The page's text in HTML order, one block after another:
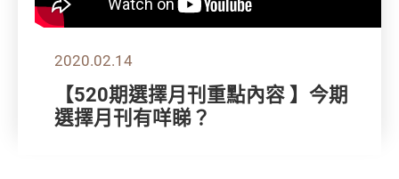
2020.02.14
【520期選擇月刊重點內容 】今期
選擇月刊有咩睇？